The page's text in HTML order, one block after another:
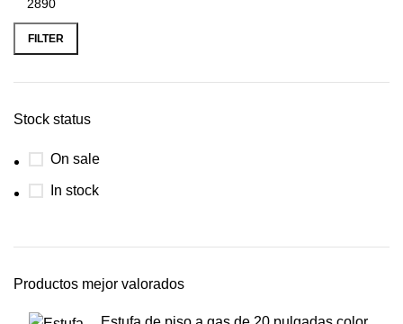
FILTER
Stock status
On sale
In stock
Productos mejor valorados